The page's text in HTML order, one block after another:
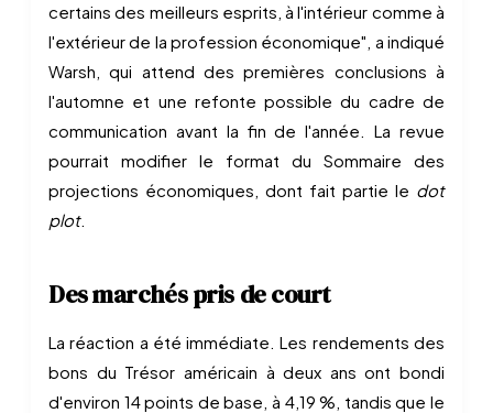
certains des meilleurs esprits, à l'intérieur comme à
l'extérieur de la profession économique", a indiqué
Warsh, qui attend des premières conclusions à
l'automne et une refonte possible du cadre de
communication avant la fin de l'année. La revue
pourrait modifier le format du Sommaire des
projections économiques, dont fait partie le dot
plot.
Des marchés pris de court
La réaction a été immédiate. Les rendements des
bons du Trésor américain à deux ans ont bondi
d'environ 14 points de base, à 4,19 %, tandis que le